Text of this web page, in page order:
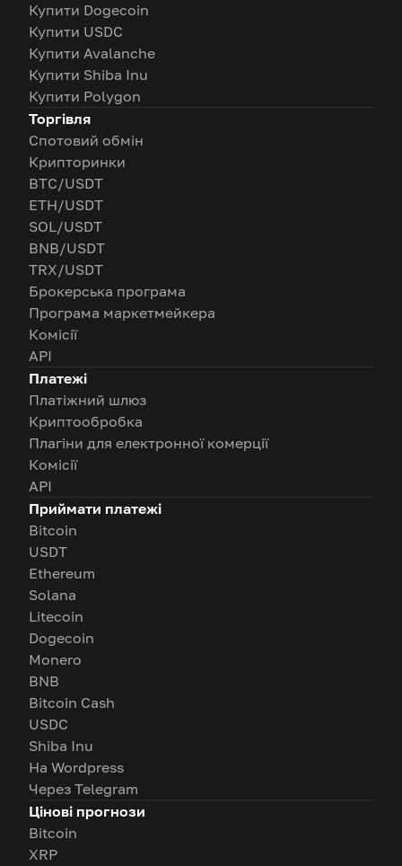
Купити Dogecoin
Купити USDC
Купити Avalanche
Купити Shiba Inu
Купити Polygon
Торгівля
Спотовий обмін
Крипторинки
BTC/USDT
ETH/USDT
SOL/USDT
BNB/USDT
TRX/USDT
Брокерська програма
Програма маркетмейкера
Комісії
API
Платежі
Платіжний шлюз
Криптообробка
Плагіни для електронної комерції
Комісії
API
Приймати платежі
Bitcoin
USDT
Ethereum
Solana
Litecoin
Dogecoin
Monero
BNB
Bitcoin Cash
USDC
Shiba Inu
На Wordpress
Через Telegram
Цінові прогнози
Bitcoin
XRP